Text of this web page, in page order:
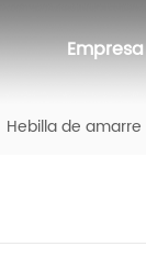
Empresa
Hebilla de amarre